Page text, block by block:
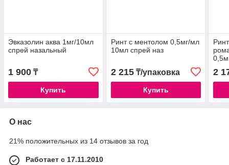
Эвказолин аква 1мг/10мл
спрей назальный
1 900 ₸
Купить
Ринт с ментолом 0,5мг/мл
10мл спрей наз
2 215₸/упаковка
Купить
2
О нас
21% положительных из 14 отзывов за год
Работает с 17.11.2010